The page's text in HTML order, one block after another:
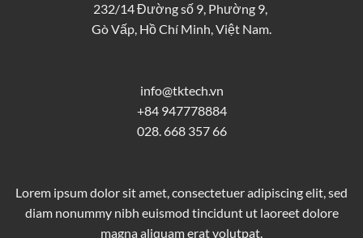
232/14 Đường số 9, Phường 9,
Gò Vấp, Hồ Chí Minh, Việt Nam.
info@tktech.vn
+84 947778884
028. 668 357 66
Lorem ipsum dolor sit amet, consectetuer adipiscing elit, sed
diam nonummy nibh euismod tincidunt ut laoreet dolore
magna aliquam erat volutpat.